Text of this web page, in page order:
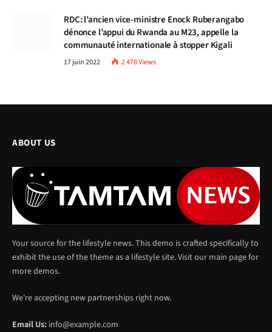
RDC: l’ancien vice-ministre Enock Ruberangabo
dénonce l’appui du Rwanda au M23, appelle la
communauté internationale à stopper Kigali
17 juin 2022 2 478Views
ABOUT US
Your source for the lifestyle news. This demo is crafted specifically to
exhibit the use of the theme as a lifestyle site. Visit our main page for
more demos.
We're accepting new partnerships right now.
Email Us: info@example.com